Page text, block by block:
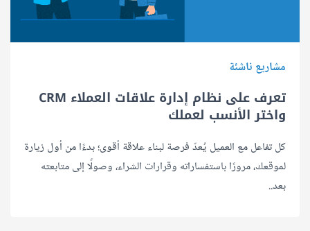
مشاريع ناشئة
تعرف على نظام إدارة علاقات العملاء CRM
واختر الأنسب لعملك
كل تفاعل مع العميل يُعدّ فرصة لبناء علاقة أقوى؛ بدءًا من أول زيارة
لموقعك، مرورًا باستفساراته وقرارات الشراء، وصولًا إلى متابعته
بعد..